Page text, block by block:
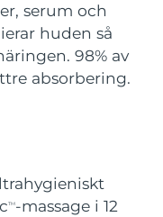
serum och
huden så
98% av
absorbering.
TM-massage i 12
leverans16/8/26
leverans17/8/26